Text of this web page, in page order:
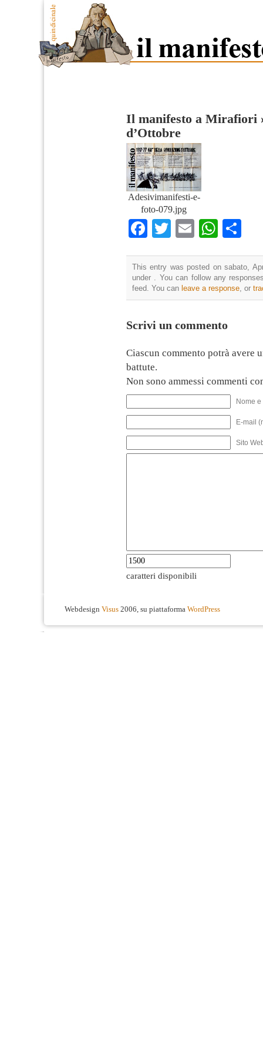
Il manifesto a Mirafiori
d’Ottobre
Adesivimanifesti-e-
foto-079.jpg
Facebook
TwitterEmail
This entry was posted on sabato,
under . You can follow any
feed. You can leave a response, or
Scrivi un commento
Ciascun commento potrà avere
battute.
Non sono ammessi commenti
Nome
E-mail
Sito
caratteri disponibili
Webdesign Visus 2006, su piattaforma WordPress